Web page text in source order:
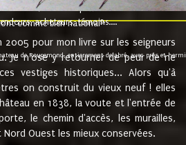
terriers, etc... au prix de 880 livre louis
acheteurs, témoins....
comme bien national9.
de Rougemond, entierement delabré, avec près et
2005 pour mon livre sur les seigneurs
Je n'ose y retourner de peur de ne
vestiges historiques... Alors qu'à
on construit du vieux neuf ! elles
en 1838, la voute et l'entrée de
le chemin d'accès, les murailles,
Ouest les mieux conservées.